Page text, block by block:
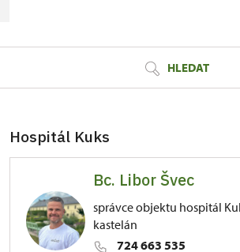
HLEDAT
Hospitál Kuks
Bc. Libor Švec
správce objektu hospitál
kastelán
724 663 535